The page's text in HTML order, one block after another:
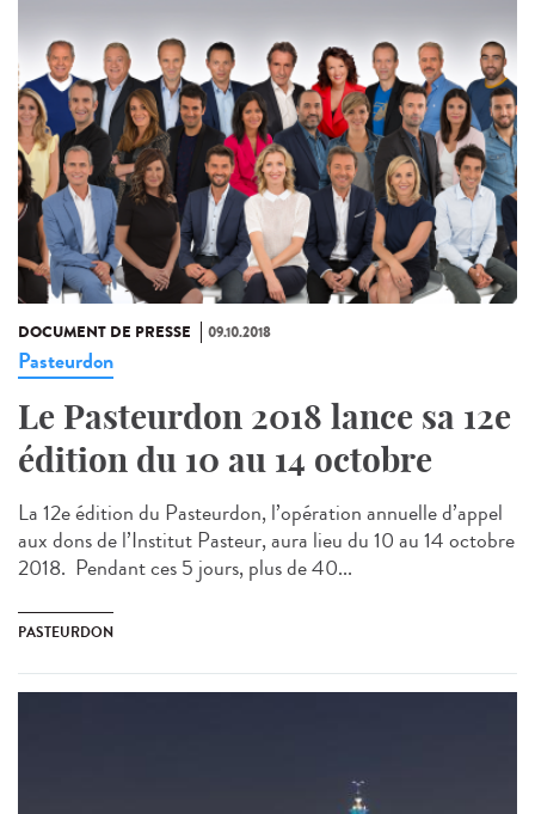
DOCUMENT DE PRESSE 09.10.2018
Pasteurdon
Le Pasteurdon 2018 lance sa 12e
édition du 10 au 14 octobre
La 12e édition du Pasteurdon, l’opération annuelle d’appel
aux dons de l’Institut Pasteur, aura lieu du 10 au 14 octobre
2018. Pendant ces 5 jours, plus de 40...
PASTEURDON